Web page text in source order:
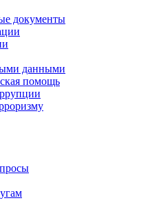
документы
данными
помощь